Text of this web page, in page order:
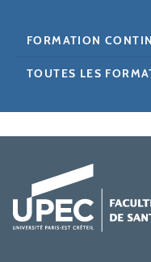
FORMATION
TOUTES LES